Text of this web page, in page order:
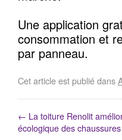
Une application
consommation et
par panneau.
Cet article est publié dans
← La toiture Renolit
écologique des